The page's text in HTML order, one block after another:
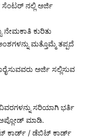
ಸೆಂಟರ್ ನಲ್ಲಿ ಅರ್ಜಿ
ನೇಮಕಾತಿ ಕುರಿತು
ಮತ್ತೊಮ್ಮೆ ತಪ್ಪದೆ
ಅರ್ಜಿ ಸಲ್ಲಿಸುವ
ಸರಿಯಾಗಿ ಭರ್ತಿ
ಅಪ್ಲೋಡ್ ಮಾಡಿ.
ಕಾರ್ಡ್ / ಡೆಬಿಟ್ ಕಾರ್ಡ್